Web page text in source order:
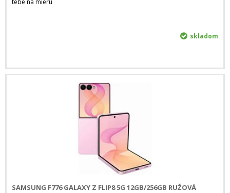
tebe na mieru
skladom
SAMSUNG F776 GALAXY Z FLIP8 5G 12GB/256GB RUŽOVÁ